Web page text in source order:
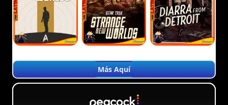
Más Aquí